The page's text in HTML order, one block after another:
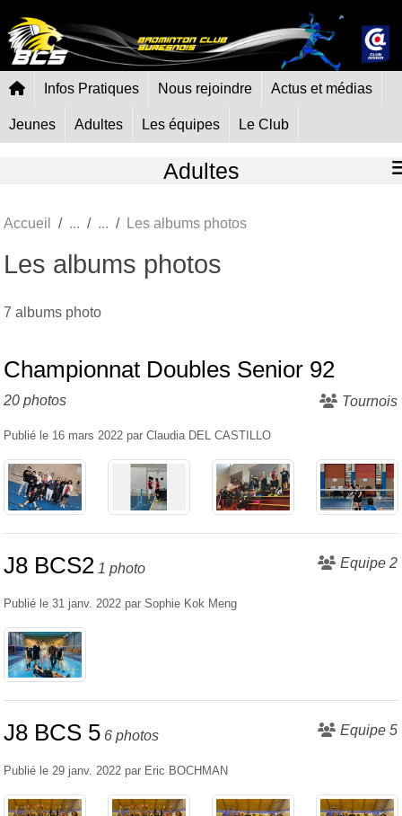
Infos Pratiques Nous rejoindre Actus et médias
Jeunes Adultes Les équipes Le Club
Adultes
Accueil Les albums photos
Les albums photos
7 albums photo
Championnat Doubles Senior 92
20 photos Tournois
Publié le 16 mars 2022 par Claudia DEL CASTILLO
J8 BCS2 1 photo Equipe 2
Publié le 31 janv. 2022 par Sophie Kok Meng
J8 BCS 5 6 photos Equipe 5
Publié le 29 janv. 2022 par Eric BOCHMAN